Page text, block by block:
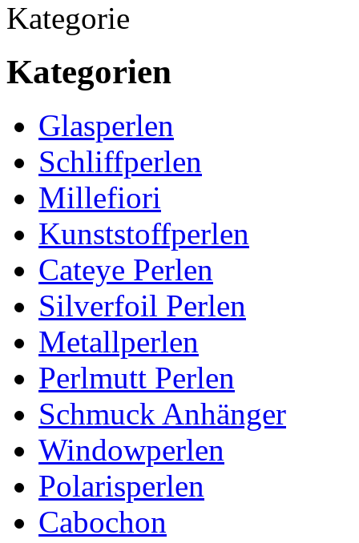
Kategorie
Kategorien
Glasperlen
Schliffperlen
Millefiori
Kunststoffperlen
Cateye Perlen
Silverfoil Perlen
Metallperlen
Perlmutt Perlen
Schmuck Anhänger
Windowperlen
Polarisperlen
Cabochon